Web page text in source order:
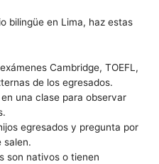
bilingüe en Lima, haz estas
Cambridge, TOEFL,
de los egresados.
una clase para observar
egresados y pregunta por
salen.
son nativos o tienen